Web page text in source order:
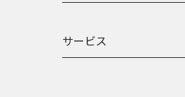
サービス